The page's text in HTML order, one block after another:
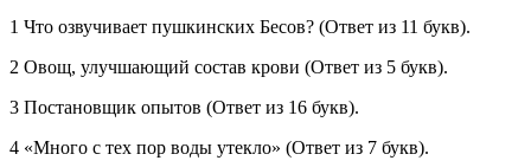
1 Что озвучивает пушкинских Бесов? (Ответ из 11 букв).
2 Овощ, улучшающий состав крови (Ответ из 5 букв).
3 Постановщик опытов (Ответ из 16 букв).
4 «Много с тех пор воды утекло» (Ответ из 7 букв).